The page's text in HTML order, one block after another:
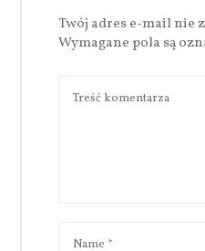
Twój adres e-mail nie
Wymagane pola są